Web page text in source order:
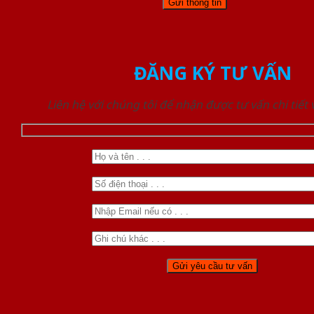
ĐĂNG KÝ TƯ VẤN
Liên hệ với chúng tôi để nhận được tư vấn chi tiết